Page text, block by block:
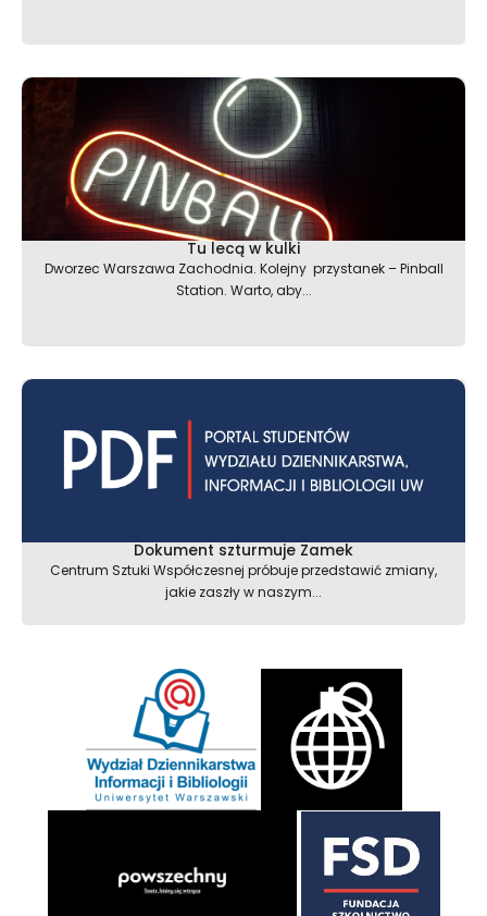
Tu lecą w kulki
Dworzec Warszawa Zachodnia. Kolejny przystanek – Pinball
Station. Warto, aby...
Dokument szturmuje Zamek
Centrum Sztuki Współczesnej próbuje przedstawić zmiany,
jakie zaszły w naszym...